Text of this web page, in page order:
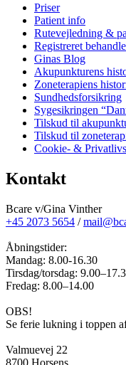
Priser
Patient info
Rutevejledning &
Registreret
Ginas Blog
Akupunkturens
Zoneterapiens
Sundhedsforsikring
Sygesikringen
Tilskud til
Tilskud til
Cookie- &
Kontakt
Bcare v/Gina Vinther
+45 2073 5654 /
Åbningstider:
Mandag: 8.00-16.30
Tirsdag/torsdag:
Fredag: 8.00–14.00
OBS!
Se ferie lukning i toppen
Valmuevej 22
8700 Horsens